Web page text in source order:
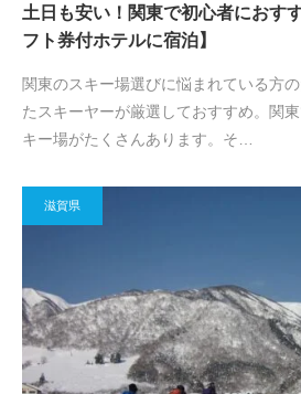
土日も安い！関東で初心者におす
フト券付ホテルに宿泊】
関東のスキー場選びに悩まれている方
たスキーヤーが厳選しておすすめ。関
キー場がたくさんあります。そ…
滋賀県